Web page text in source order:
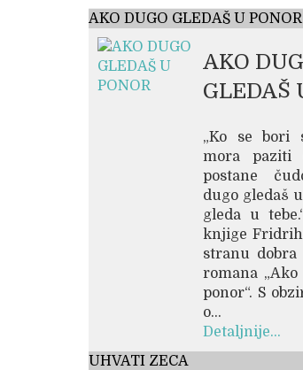
AKO DUGO GLEDAŠ U PONOR
AKO
GLEDAŠ
„Ko se bori
mora
postane
dugo gledaš
gleda u
knjige
stranu dobra
romana
ponor“. S
o...
Detaljnije...
UHVATI ZECA